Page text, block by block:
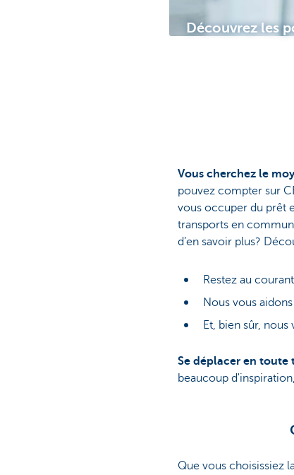
Découvrez les
Vous cherchez le
pouvez compter sur
vous occuper du prêt
transports en
d’en savoir plus?
Restez au
Nous vous
Et, bien sûr,
Se déplacer en toute
beaucoup
Que vous choisissiez